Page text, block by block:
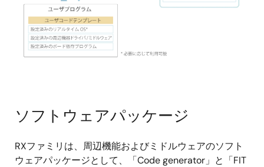
ソフトウェアパッケージ
RXファミリは、周辺機能およびミドルウェアのソフト
ウェアパッケージとして、「Code generator」と「FIT